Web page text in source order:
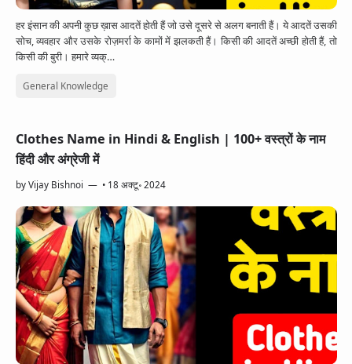
हर इंसान की अपनी कुछ ख़ास आदतें होती हैं जो उसे दूसरे से अलग बनाती हैं। ये आदतें उसकी
सोच, व्यवहार और उसके रोज़मर्रा के कामों में झलकती हैं। किसी की आदतें अच्छी होती हैं, तो
किसी की बुरी। हमारे व्यक्…
General Knowledge
Clothes Name in Hindi & English | 100+ वस्त्रों के नाम
हिंदी और अंग्रेजी में
byVijay Bishnoi • 18 अक्टू॰ 2024